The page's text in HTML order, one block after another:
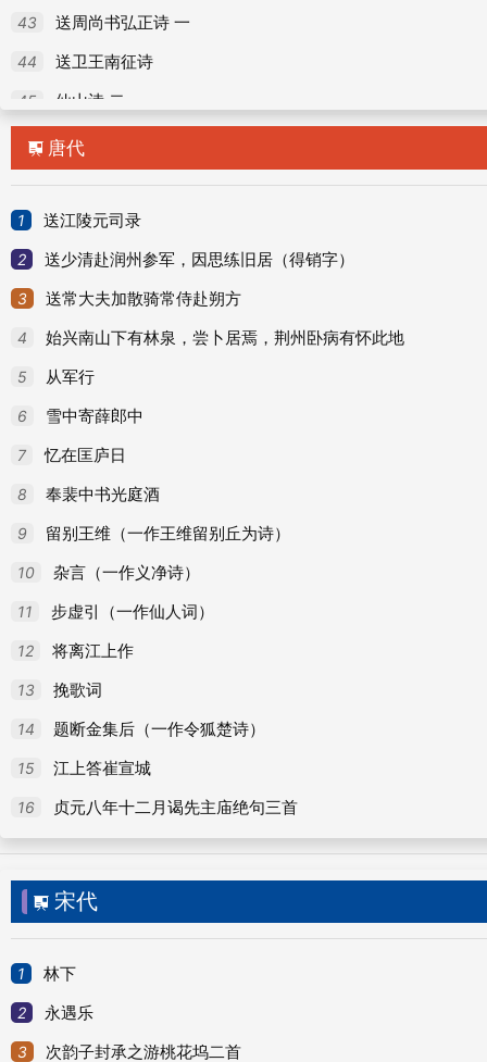
43 送周尚书弘正诗 一
44 送卫王南征诗
45 仙山诗 二
46 尘镜诗
48 周祀五帝歌 赤帝云门舞
49 奉报赵王出师在道赐诗
50 和炅法师游昆明池诗 二
51 奉和赵王春日诗
52 预麟趾殿校书和刘仪同诗
53 奉和赵王喜雨诗
54 伤王司徒褒诗
55 奉和赐曹美人诗
56 镜诗
57 咏树诗
58 赠周处士诗
59 赠别诗
60 奉和平邺应诏诗
61 看舞诗
62 暮秋野兴赋得倾壸酒诗
63 赋得荷诗
64
65 示封中录诗 二
66 周大祫歌 登歌
67 和宇文内史春日游山诗
68 奉报穷秋寄隐士诗
69 和张侍中述怀诗
 唐代
1 送江陵元司录
2 送少清赴润州参军，因思练旧居（得销字）
3 送常大夫加散骑常侍赴朔方
4 始兴南山下有林泉，尝卜居焉，荆州卧病有怀此地
5 从军行
6 雪中寄薛郎中
7 忆在匡庐日
8 奉裴中书光庭酒
9 留别王维（一作王维留别丘为诗）
10 杂言（一作义净诗）
11 步虚引（一作仙人词）
12 将离江上作
13 挽歌词
14 题断金集后（一作令狐楚诗）
15 江上答崔宣城
16 贞元八年十二月谒先主庙绝句三首
 宋代
1 林下
2 永遇乐
3 次韵子封承之游桃花坞二首